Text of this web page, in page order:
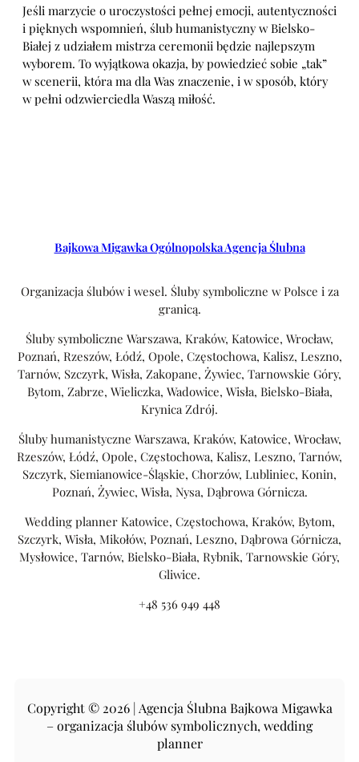
Jeśli marzycie o uroczystości pełnej emocji, autentyczności
i pięknych wspomnień, ślub humanistyczny w Bielsko-
Białej z udziałem mistrza ceremonii będzie najlepszym
wyborem. To wyjątkowa okazja, by powiedzieć sobie „tak”
w scenerii, która ma dla Was znaczenie, i w sposób, który
w pełni odzwierciedla Waszą miłość.
Bajkowa Migawka Ogólnopolska Agencja Ślubna
Organizacja ślubów i wesel. Śluby symboliczne w Polsce i za
granicą.
Śluby symboliczne Warszawa, Kraków, Katowice, Wrocław,
Poznań, Rzeszów, Łódź, Opole, Częstochowa, Kalisz, Leszno,
Tarnów, Szczyrk, Wisła, Zakopane, Żywiec, Tarnowskie Góry,
Bytom, Zabrze, Wieliczka, Wadowice, Wisła, Bielsko-Biała,
Krynica Zdrój.
Śluby humanistyczne Warszawa, Kraków, Katowice, Wrocław,
Rzeszów, Łódź, Opole, Częstochowa, Kalisz, Leszno, Tarnów,
Szczyrk, Siemianowice-Śląskie, Chorzów, Lubliniec, Konin,
Poznań, Żywiec, Wisła, Nysa, Dąbrowa Górnicza.
Wedding planner Katowice, Częstochowa, Kraków, Bytom,
Szczyrk, Wisła, Mikołów, Poznań, Leszno, Dąbrowa Górnicza,
Mysłowice, Tarnów, Bielsko-Biała, Rybnik, Tarnowskie Góry,
Gliwice.
+48 536 949 448
Copyright © 2026 | Agencja Ślubna Bajkowa Migawka
– organizacja ślubów symbolicznych, wedding
planner